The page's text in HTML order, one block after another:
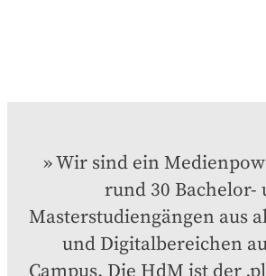
Wir sind ein
rund 30 Bachelor-
Masterstudiengängen aus
und Digitalbereichen